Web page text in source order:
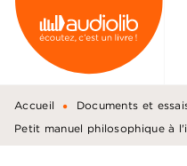
MENU RECHERCHE
PIED DE PAGE
Accueil • Documents et
Petit manuel philosophique à